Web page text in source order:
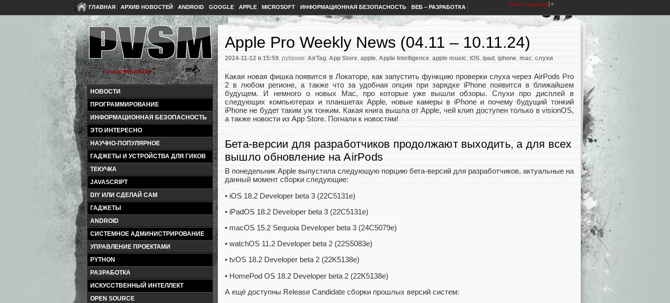
ГЛАВНАЯ АРХИВ НОВОСТЕЙ ANDROID GOOGLE APPLE MICROSOFT ИНФОРМАЦИОННАЯ БЕЗОПАСНОСТЬ ВЕБ – РАЗРАБОТКА Select Language ▼
НОВОСТИ
ПРОГРАММИРОВАНИЕ
ИНФОРМАЦИОННАЯ БЕЗОПАСНОСТЬ
ЭТО ИНТЕРЕСНО
НАУЧНО-ПОПУЛЯРНОЕ
ГАДЖЕТЫ И УСТРОЙСТВА ДЛЯ ГИКОВ
ТЕКУЧКА
JAVASCRIPT
DIY ИЛИ СДЕЛАЙ САМ
ГАДЖЕТЫ
ANDROID
СИСТЕМНОЕ АДМИНИСТРИРОВАНИЕ
УПРАВЛЕНИЕ ПРОЕКТАМИ
PYTHON
РАЗРАБОТКА
ИСКУССТВЕННЫЙ ИНТЕЛЛЕКТ
OPEN SOURCE
Apple Pro Weekly News (04.11 – 10.11.24)
2024-11-12 в 15:59, рубрики: AirTag, App Store, apple, Apple Intelligence, apple music, iOS, ipad , iphone, mac, слухи
Какая новая фишка появится в Локаторе, как запустить функцию проверки слуха через AirPods Pro
2 в любом регионе, а также что за удобная опция при зарядке iPhone появится в ближайшем
будущем. И немного о новых Mac, про которые уже вышли обзоры. Слухи про дисплей в
следующих компьютерах и планшетах Apple, новые камеры в iPhone и почему будущий тонкий
iPhone не будет таким уж тонким. Какая книга вышла от Apple, чей клип доступен только в visionOS,
а также новости из App Store. Погнали к новостям!
Бета-версии для разработчиков продолжают выходить, а для всех
вышло обновление на AirPods
В понедельник Apple выпустила следующую порцию бета-версий для разработчиков, актуальные на
данный момент сборки следующие:
• iOS 18.2 Developer beta 3 (22C5131e)
• iPadOS 18.2 Developer beta 3 (22C5131e)
• macOS 15.2 Sequoia Developer beta 3 (24C5079e)
• watchOS 11.2 Developer beta 2 (22S5083e)
• tvOS 18.2 Developer beta 2 (22K5138e)
• HomePod OS 18.2 Developer beta 2 (22K5138e)
А ещё доступны Release Candidate сборки прошлых версий систем: